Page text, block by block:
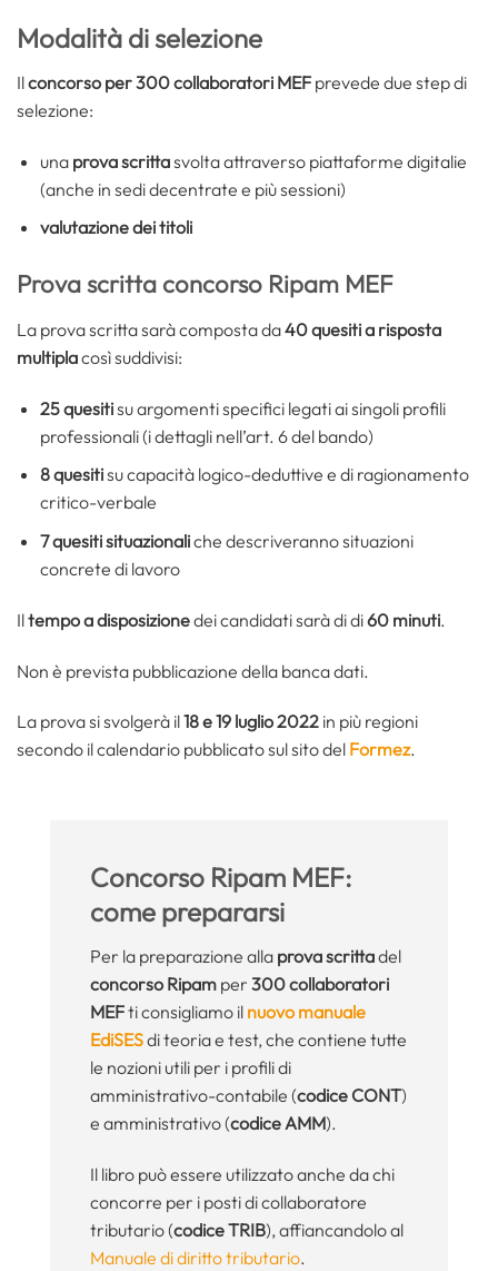
Modalità di selezione
Ilconcorso per 300 collaboratori MEF prevede due step di
selezione:
una prova scrittasvolta attraverso piattaforme digitalie
(anche in sedi decentrate e più sessioni)
valutazione dei titoli
Prova scritta concorso Ripam MEF
La prova scritta sarà composta da40 quesiti a risposta
multiplacosì suddivisi:
25 quesitisu argomenti specifici legati ai singoli profili
professionali (i dettagli nell’art. 6 del bando)
8 quesitisu capacità logico-deduttive e di ragionamento
critico-verbale
7 quesitisituazionaliche descriveranno situazioni
concrete di lavoro
Iltempo a disposizionedei candidati sarà di di60 minuti.
Non è prevista pubblicazione della banca dati.
La prova si svolgerà il18 e 19 luglio 2022 in più regioni
secondo il calendario pubblicato sul sito del Formez.
Concorso Ripam MEF:
come prepararsi
Per la preparazione alla prova scrittadel
concorso Ripamper 300 collaboratori
MEFti consigliamo il nuovo manuale
EdiSESdi teoria e test, che contiene tutte
le nozioni utili per i profili di
amministrativo-contabile (codice CONT)
e amministrativo (codice AMM).
Il libro può essere utilizzato anche da chi
concorre per i posti di collaboratore
tributario (codice TRIB), affiancandolo al
Manuale di diritto tributario.